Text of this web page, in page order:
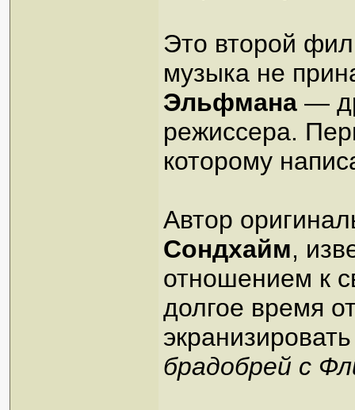
Это второй
музыка не
Эльфмана —
режиссера.
которому
Автор
Сондхайм,
отношением к
долгое время
брадобрей с